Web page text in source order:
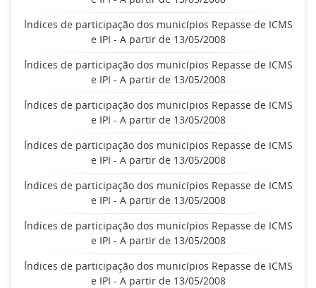
Índices de participação dos municípios Repasse de ICMS
e IPI - A partir de 13/05/2008
Índices de participação dos municípios Repasse de ICMS
e IPI - A partir de 13/05/2008
Índices de participação dos municípios Repasse de ICMS
e IPI - A partir de 13/05/2008
Índices de participação dos municípios Repasse de ICMS
e IPI - A partir de 13/05/2008
Índices de participação dos municípios Repasse de ICMS
e IPI - A partir de 13/05/2008
Índices de participação dos municípios Repasse de ICMS
e IPI - A partir de 13/05/2008
Índices de participação dos municípios Repasse de ICMS
e IPI - A partir de 13/05/2008